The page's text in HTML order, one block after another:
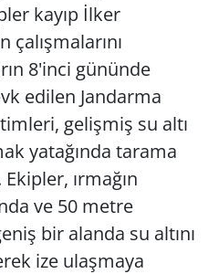
kayıp İlker
çalışmalarını
8'inci gününde
edilen Jandarma
gelişmiş su altı
yatağında tarama
ırmağın
ve 50 metre
bir alanda su altını
ize ulaşmaya